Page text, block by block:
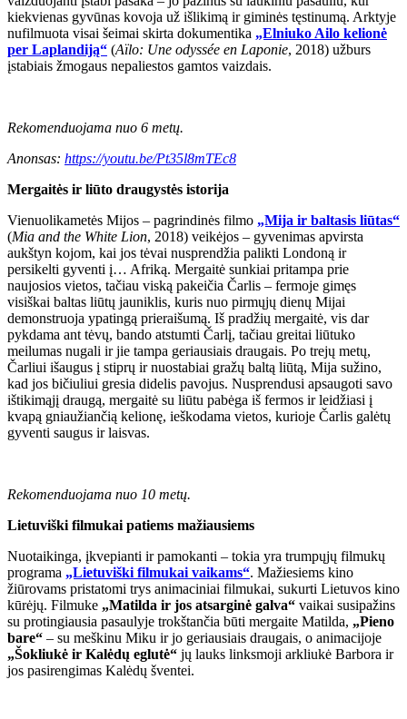
kiekvienas gyvūnas kovoja už išlikimą ir giminės tęstinumą. Arktyje
nufilmuota visai šeimai skirta dokumentika „Elniuko Ailo kelionė
per Laplandiją“ (Aïlo: Une odyssée en Laponie, 2018) užburs
įstabiais žmogaus nepaliestos gamtos vaizdais.
Rekomenduojama nuo 6 metų.
Anonsas: https://youtu.be/Pt35l8mTEc8
Mergaitės ir liūto draugystės istorija
Vienuolikametės Mijos – pagrindinės filmo „Mija ir baltasis liūtas“
(Mia and the White Lion, 2018) veikėjos – gyvenimas apvirsta
aukštyn kojom, kai jos tėvai nusprendžia palikti Londoną ir
persikelti gyventi į… Afriką. Mergaitė sunkiai pritampa prie
naujosios vietos, tačiau viską pakeičia Čarlis – fermoje gimęs
visiškai baltas liūtų jauniklis, kuris nuo pirmųjų dienų Mijai
demonstruoja ypatingą prieraišumą. Iš pradžių mergaitė, vis dar
pykdama ant tėvų, bando atstumti Čarlį, tačiau greitai liūtuko
meilumas nugali ir jie tampa geriausiais draugais. Po trejų metų,
Čarliui išaugus į stiprų ir nuostabiai gražų baltą liūtą, Mija sužino,
kad jos bičiuliui gresia didelis pavojus. Nusprendusi apsaugoti savo
ištikimąjį draugą, mergaitė su liūtu pabėga iš fermos ir leidžiasi į
kvapą gniaužiančią kelionę, ieškodama vietos, kurioje Čarlis galėtų
gyventi saugus ir laisvas.
Rekomenduojama nuo 10 metų.
Lietuviški filmukai patiems mažiausiems
Nuotaikinga, įkvepianti ir pamokanti – tokia yra trumpųjų filmukų
programa „Lietuviški filmukai vaikams“. Mažiesiems kino
žiūrovams pristatomi trys animaciniai filmukai, sukurti Lietuvos kino
kūrėjų. Filmuke „Matilda ir jos atsarginė galva“ vaikai susipažins
su protingiausia pasaulyje trokštančia būti mergaite Matilda, „Pieno
bare“ – su meškinu Miku ir jo geriausiais draugais, o animacijoje
„Šokliukė ir Kalėdų eglutė“ jų lauks linksmoji arkliukė Barbora ir
jos pasirengimas Kalėdų šventei.